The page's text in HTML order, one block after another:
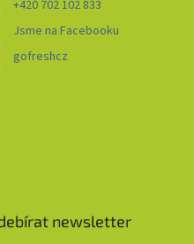
+420 702 102 833
Jsme na Facebooku
gofreshcz
newsletter